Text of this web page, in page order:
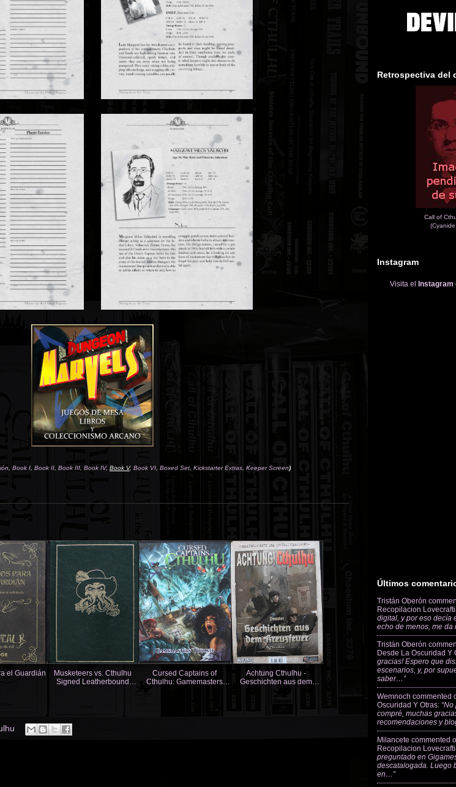
Book I Book II Book III Book IV, Book V, Book VI Boxed Set Kickstarter Extras Keeper Screen)
el Guardián
Musketeers vs. Cthulhu
Signed Leatherbound
Cursed Captains of
Cthulhu: Gamemasters
Achtung Cthulhu -
Geschichten aus dem
Retrospectiva del
Call of
Instagram
Visita el Instagram
Últimos
Tristán Oberón
Recopilacion
digital, y por eso decía
echo de menos, me
Tristán Oberón
Desde La Oscuridad Y
gracias! Espero que
escenarios, y, por
saber…”
Wemnoch commented
Oscuridad Y Otras:
compré, muchas
recomendaciones y
Milancete commented
Recopilacion
preguntado en
descatalogada. Luego
en…”